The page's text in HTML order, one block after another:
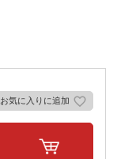
お気に入りに追加